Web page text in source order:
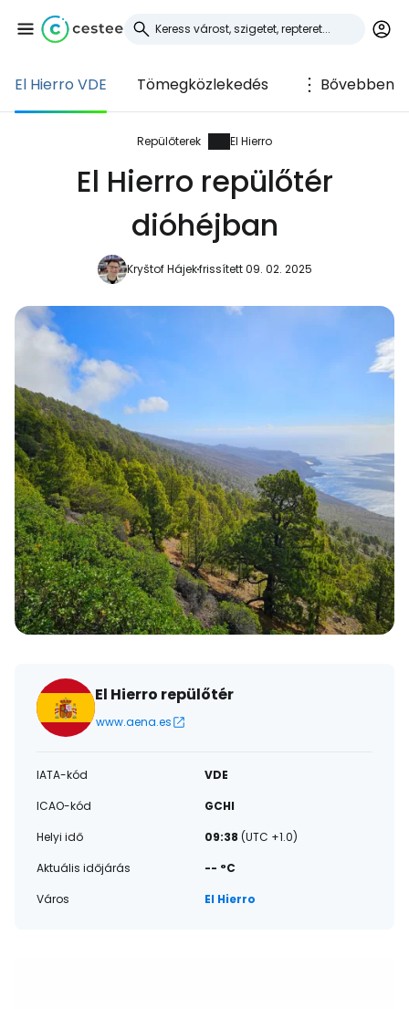
El Hierro VDE Tömegközlekedés Bővebben
Repülőterek El Hierro
El Hierro repülőtér
dióhéjban
Kryštof Hájekfrissített 09. 02. 2025
El Hierro repülőtér
www.aena.es
IATA-kód
VDE
ICAO-kód
GCHI
Helyi idő
09:38 (UTC +1.0)
Aktuális időjárás
-- °C
Város
El Hierro
Bejelentkezés a
Cestee-be
... az utazási közösség világszerte
Folytatás a Google-lal
Folytatás a Facebookkal
Folytassa e-mailben